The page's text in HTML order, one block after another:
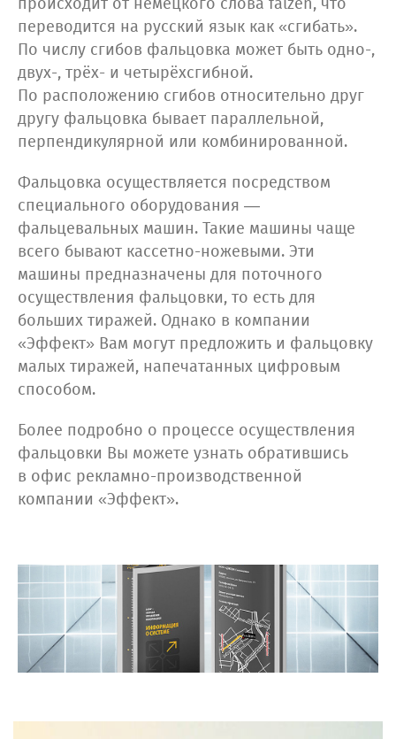
переводится на русский язык как «сгибать».
По числу сгибов фальцовка может быть одно-,
двух-, трёх- и четырёхсгибной.
По расположению сгибов относительно друг
другу фальцовка бывает параллельной,
перпендикулярной или комбинированной.
Фальцовка осуществляется посредством
специального оборудования —
фальцевальных машин. Такие машины чаще
всего бывают кассетно-ножевыми. Эти
машины предназначены для поточного
осуществления фальцовки, то есть для
больших тиражей. Однако в компании
«Эффект» Вам могут предложить и фальцовку
малых тиражей, напечатанных цифровым
способом.
Более подробно о процессе осуществления
фальцовки Вы можете узнать обратившись
в офис рекламно-производственной
компании «Эффект».